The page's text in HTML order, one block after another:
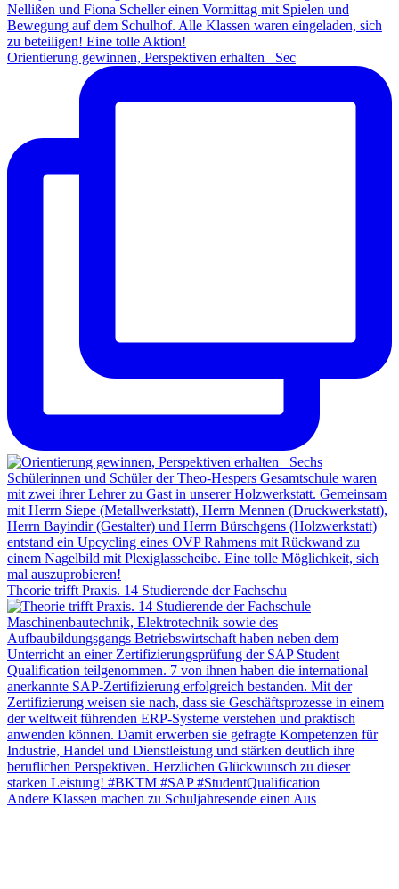
Orientierung gewinnen, Perspektiven erhalten Sec
Theorie trifft Praxis. 14 Studierende der Fachschu
Andere Klassen machen zu Schuljahresende einen Aus